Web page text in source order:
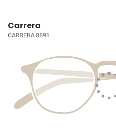
Carrera
CARRERA 8891